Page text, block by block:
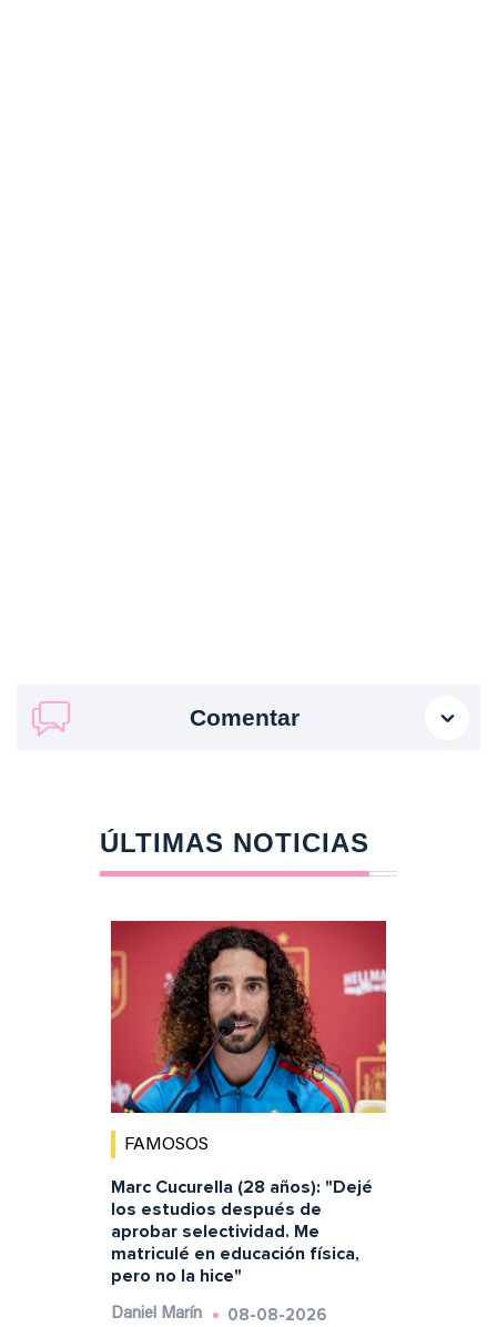
Comentar
ÚLTIMAS NOTICIAS
FAMOSOS
Marc Cucurella (28 años): "Dejé
los estudios después de
aprobar selectividad. Me
matriculé en educación física,
pero no la hice"
Daniel Marín 08-08-2026